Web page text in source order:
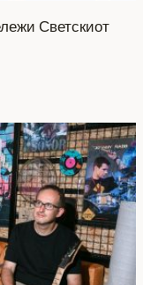
Светскиот